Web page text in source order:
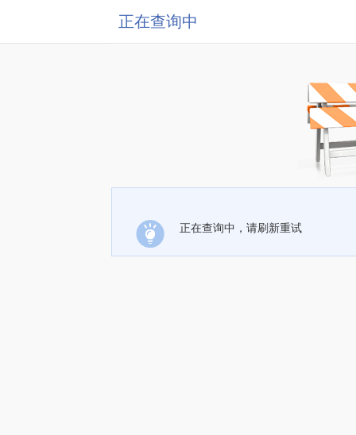
正在查询中
正在查询中，请刷新重试